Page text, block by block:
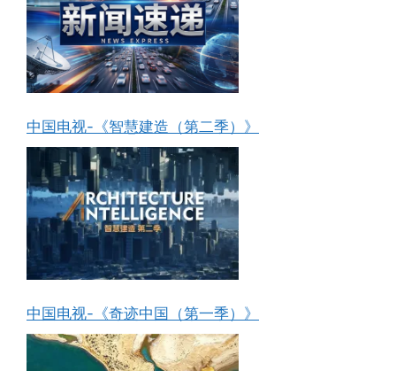
中国电视-《智慧建造（第二季）》
中国电视-《奇迹中国（第一季）》